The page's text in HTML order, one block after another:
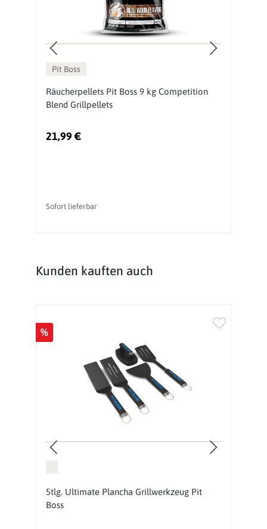
Pit Boss
Räucherpellets Pit Boss 9 kg Competition
Blend Grillpellets
21,99 €
Sofort lieferbar
Produktgalerie überspringen
Kunden kauften auch
%
5tlg. Ultimate Plancha Grillwerkzeug Pit
Boss